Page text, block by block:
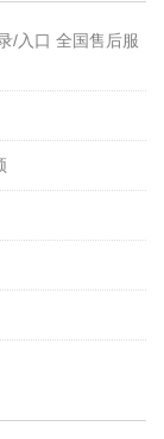
/入口 全国售后服